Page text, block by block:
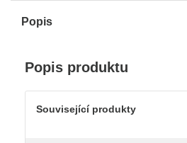
Popis
Popis produktu
Související produkty